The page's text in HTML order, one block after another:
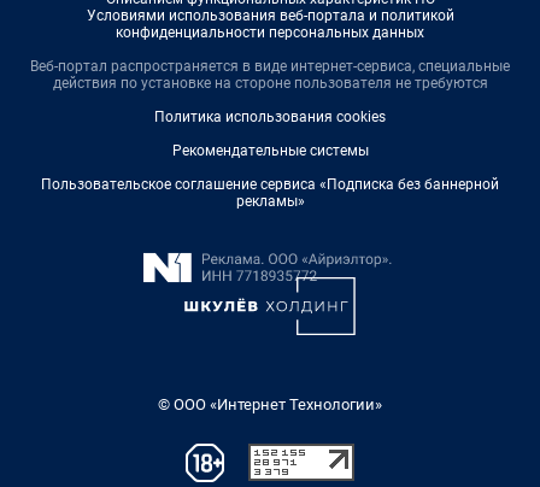
Условиями использования веб-портала и политикой
конфиденциальности персональных данных
Веб-портал распространяется в виде интернет-сервиса, специальные
действия по установке на стороне пользователя не требуются
Политика использования cookies
Рекомендательные системы
Пользовательское соглашение сервиса «Подписка без баннерной
рекламы»
© ООО «Интернет Технологии»